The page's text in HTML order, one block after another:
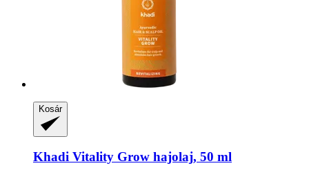
Kosár
Khadi Vitality Grow hajolaj, 50 ml